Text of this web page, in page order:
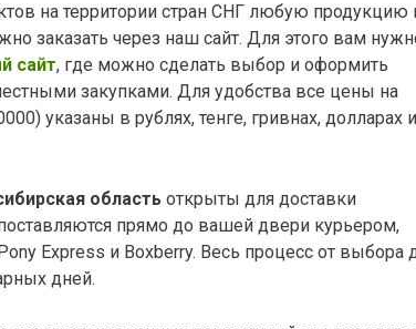
на территории стран СНГ любую продукцию
заказать через наш сайт. Для этого вам
сайт, где можно сделать выбор и оформить
закупками. Для удобства все цены на
указаны в рублях, тенге, гривнах, долларах и
область открыты для доставки
прямо до вашей двери курьером,
Express и Boxberry. Весь процесс от выбора
дней.